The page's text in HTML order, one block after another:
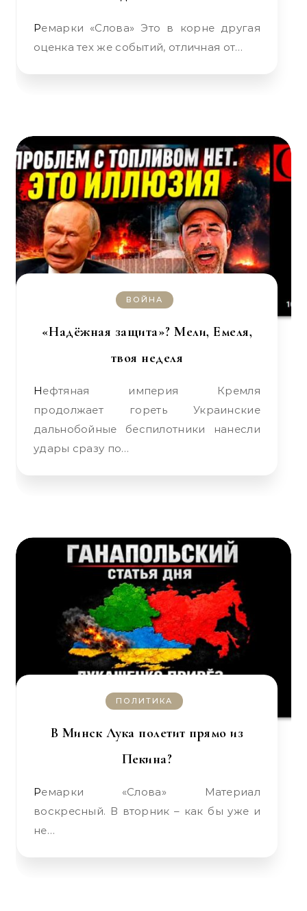
Ремарки «Слова» Это в корне другая
оценка тех же событий, отличная от…
ВОЙНА
«Надёжная защита»? Мели, Емеля,
твоя неделя
Нефтяная империя Кремля
продолжает гореть Украинские
дальнобойные беспилотники нанесли
удары сразу по…
ПОЛИТИКА
В Минск Лука полетит прямо из
Пекина?
Ремарки «Слова» Материал
воскресный. В вторник – как бы уже и
не…